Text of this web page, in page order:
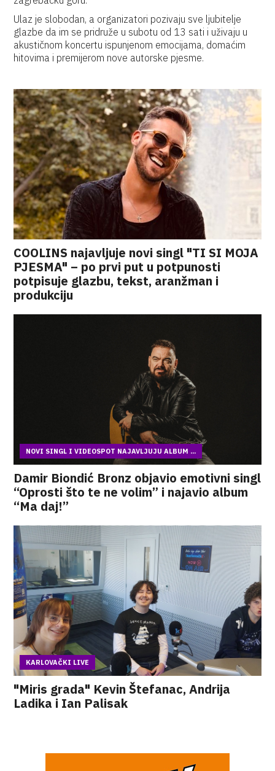
Ulaz je slobodan, a organizatori pozivaju sve ljubitelje
glazbe da im se pridruže u subotu od 13 sati i uživaju u
akustičnom koncertu ispunjenom emocijama, domaćim
hitovima i premijerom nove autorske pjesme.
COOLINS najavljuje novi singl "TI SI MOJA
PJESMA" – po prvi put u potpunosti
potpisuje glazbu, tekst, aranžman i
produkciju
NOVI SINGL I VIDEOSPOT NAJAVLJUJU ALBUM ...
Damir Biondić Bronz objavio emotivni singl
“Oprosti što te ne volim” i najavio album
“Ma daj!”
KARLOVAČKI LIVE
"Miris grada" Kevin Štefanac, Andrija
Ladika i Ian Palisak